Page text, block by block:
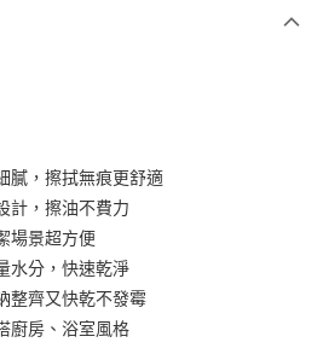
膩，擦拭無痕更舒適
計，擦油不費力
場景超方便
水分，快速乾淨
整齊又快乾不發霉
廚房、浴室風格